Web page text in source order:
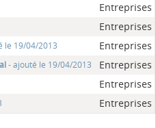
Entreprises
Entreprises
le 19/04/2013 Entreprises
- ajouté le 19/04/2013 Entreprises
Entreprises
Entreprises